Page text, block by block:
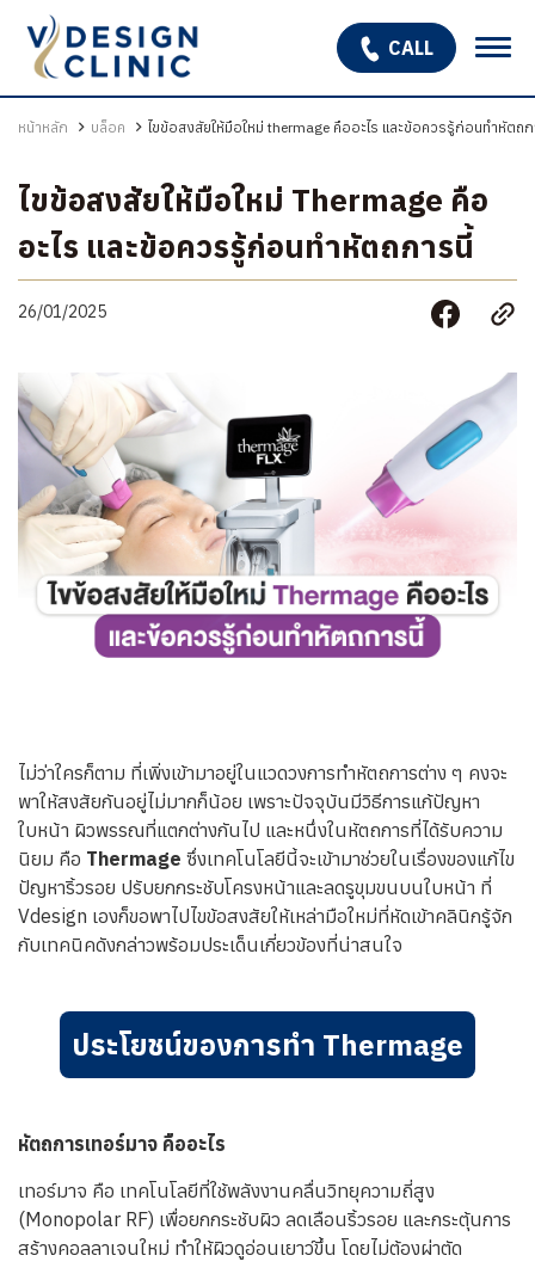
เกี่ยวกับเรา
OPEN SUBMENU
โปรแกรมรักษาหลุมสิว
รักษาผมร่วง ผมบาง
โปรโมชั่น
รีวิว
บทความ
ทีมแพทย์
ติดต่อเรา
CALL
หน้าหลัก บล็อค ไขข้อสงสัยให้มือใหม่ thermage คืออะไร และข้อควรรู้ก่อนทำหัตถ
ไขข้อสงสัยให้มือใหม่ Thermage คือ
อะไร และข้อควรรู้ก่อนทำหัตถการนี้
26/01/2025
ไม่ว่าใครก็ตาม ที่เพิ่งเข้ามาอยู่ในแวดวงการทำหัตถการต่าง ๆ คงจะ
พาให้สงสัยกันอยู่ไม่มากก็น้อย เพราะปัจจุบันมีวิธีการแก้ปัญหา
ใบหน้า ผิวพรรณที่แตกต่างกันไป และหนึ่งในหัตถการที่ได้รับความ
นิยม คือ Thermage ซึ่งเทคโนโลยีนี้จะเข้ามาช่วยในเรื่องของแก้ไข
ปัญหาริ้วรอย ปรับยกกระชับโครงหน้าและลดรูขุมขนบนใบหน้า ที่
Vdesign เองก็ขอพาไปไขข้อสงสัยให้เหล่ามือใหม่ที่หัดเข้าคลินิกรู้จัก
กับเทคนิคดังกล่าวพร้อมประเด็นเกี่ยวข้องที่น่าสนใจ
ประโยชน์ของการทำ Thermage
หัตถการเทอร์มาจ คืออะไร
เทอร์มาจ คือ เทคโนโลยีที่ใช้พลังงานคลื่นวิทยุความถี่สูง
(Monopolar RF) เพื่อยกกระชับผิว ลดเลือนริ้วรอย และกระตุ้นการ
สร้างคอลลาเจนใหม่ ทำให้ผิวดูอ่อนเยาว์ขึ้น โดยไม่ต้องผ่าตัด